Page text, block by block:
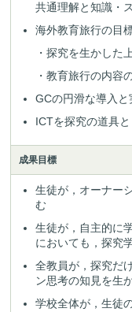
共通理解と知識・
海外教育旅行の目
・探究を生かした
・教育旅行の内容
GCの円滑な導入と
ICTを探究の道具
成果目標
生徒が，オーナー
む
生徒が，自主的に
においても，探究
全教員が，探究だ
ン思考の知見を生
学校全体が，生徒